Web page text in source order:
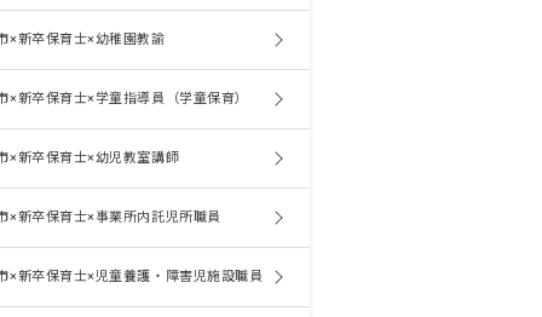
×新卒保育士×幼稚園教諭
×新卒保育士×学童指導員（学童保育）
×新卒保育士×幼児教室講師
×新卒保育士×事業所内託児所職員
×新卒保育士×児童養護・障害児施設職員